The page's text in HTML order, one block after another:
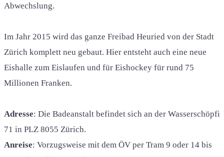
Abwechslung.
Im Jahr 2015 wird das ganze Freibad Heuried von der Stadt
Zürich komplett neu gebaut. Hier entsteht auch eine neue
Eishalle zum Eislaufen und für Eishockey für rund 75
Millionen Franken.
Adresse: Die Badeanstalt befindet sich an der Wasserschöpfi
71 in PLZ 8055 Zürich.
Anreise: Vorzugsweise mit dem ÖV per Tram 9 oder 14 bis